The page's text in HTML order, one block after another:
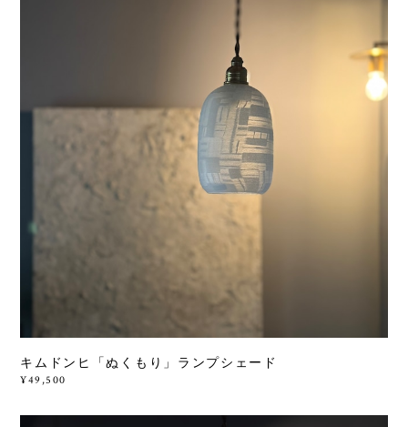
キムドンヒ「ぬくもり」ランプシェード
¥49,500